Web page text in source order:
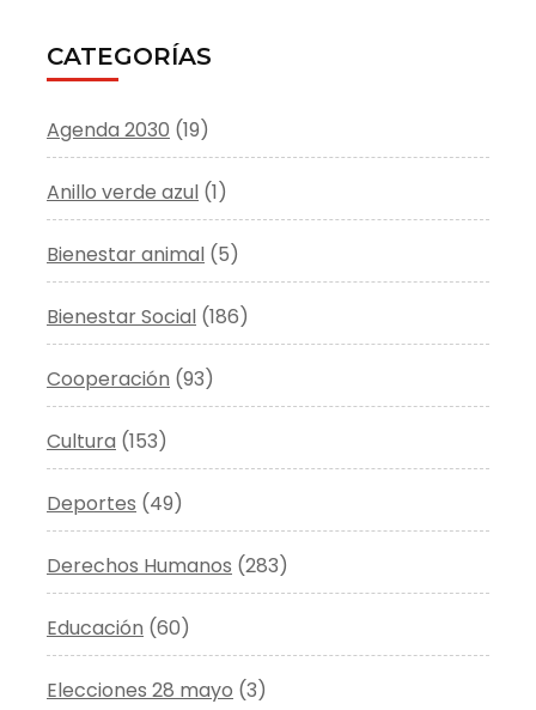
CATEGORÍAS
Agenda 2030 (19)
Anillo verde azul (1)
Bienestar animal (5)
Bienestar Social (186)
Cooperación (93)
Cultura (153)
Deportes (49)
Derechos Humanos (283)
Educación (60)
Elecciones 28 mayo (3)